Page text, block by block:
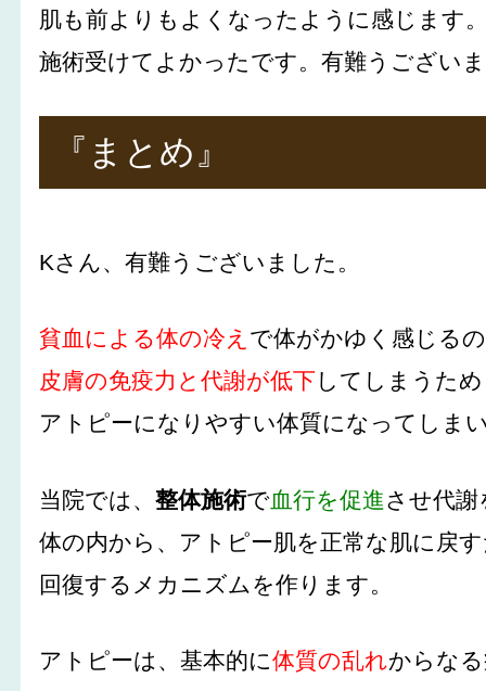
肌も前よりもよくなったように感じます
施術受けてよかったです。有難うござい
『まとめ』
Kさん、有難うございました。
貧血による体の冷え で体がかゆく感じる
皮膚の免疫力と代謝が低下してしまうため
アトピーになりやすい体質になってしま
当院では、整体施術で血行を促進させ代
体の内から、アトピー肌を正常な肌に戻
回復するメカニズムを作ります。
アトピーは、基本的に体質の乱れからな